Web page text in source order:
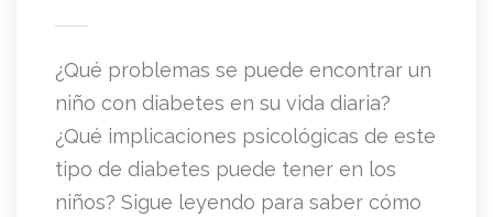
¿Qué problemas se puede encontrar un
niño con diabetes en su vida diaria?
¿Qué implicaciones psicológicas de este
tipo de diabetes puede tener en los
niños? Sigue leyendo para saber cómo